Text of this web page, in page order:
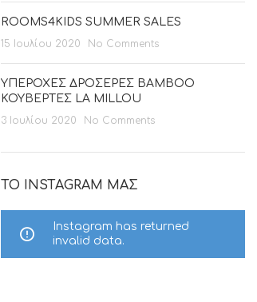
ROOMS4KIDS SUMMER SALES
15 Ιουλίου 2020 No Comments
ΥΠΕΡΟΧΕΣ ΔΡΟΣΕΡΕΣ BAMBOO
ΚΟΥΒΕΡΤΕΣ LA MILLOU
3 Ιουλίου 2020 No Comments
ΤΟ INSTAGRAM ΜΑΣ
Instagram has returned
invalid data.